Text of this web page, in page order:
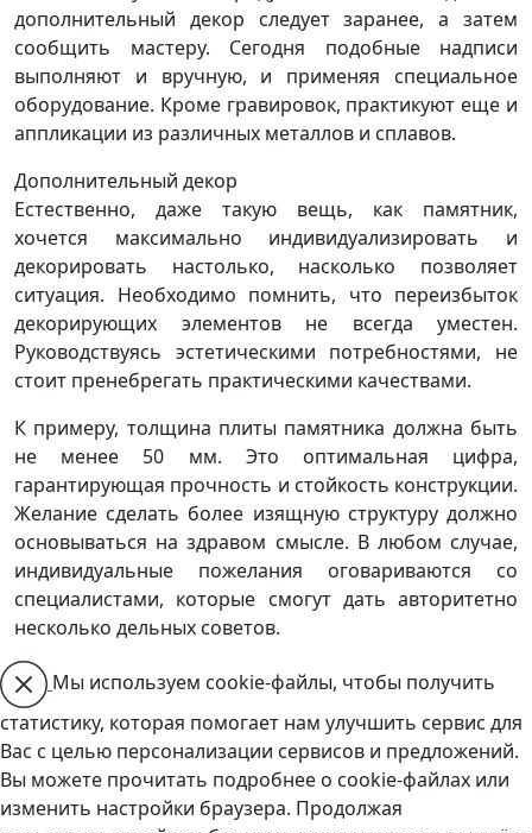
дополнительный декор следует заранее, а затем
сообщить мастеру. Сегодня подобные надписи
выполняют и вручную, и применяя специальное
оборудование. Кроме гравировок, практикуют еще и
аппликации из различных металлов и сплавов.
Дополнительный декор
Естественно, даже такую вещь, как памятник,
хочется максимально индивидуализировать и
декорировать настолько, насколько позволяет
ситуация. Необходимо помнить, что переизбыток
декорирующих элементов не всегда уместен.
Руководствуясь эстетическими потребностями, не
стоит пренебрегать практическими качествами.
К примеру, толщина плиты памятника должна быть
не менее 50 мм. Это оптимальная цифра,
гарантирующая прочность и стойкость конструкции.
Желание сделать более изящную структуру должно
основываться на здравом смысле. В любом случае,
индивидуальные пожелания оговариваются со
специалистами, которые смогут дать авторитетно
несколько дельных советов.
Мы используем cookie-файлы, чтобы получить
статистику, которая помогает нам улучшить сервис для
Вас с целью персонализации сервисов и предложений.
Вы можете прочитать подробнее о cookie-файлах или
изменить настройки браузера. Продолжая